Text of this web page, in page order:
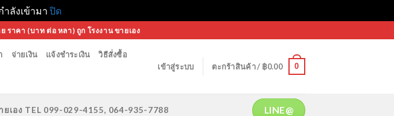
ลังเข้ามา ปิด
ราคา (บาท ต่อ หลา) ถูก โรงงาน ขายเอง
จ่ายเงิน แจ้งชำระเงิน วิธีสั่งซื้อ
เข้าสู่ระบบ ตะกร้าสินค้า / ฿0.00 0
เอง TEL 099-029-4155, 064-935-7788 LINE@